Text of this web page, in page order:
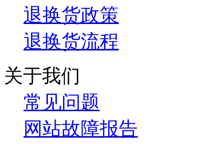
退换货政策
退换货流程
关于我们
常见问题
网站故障报告